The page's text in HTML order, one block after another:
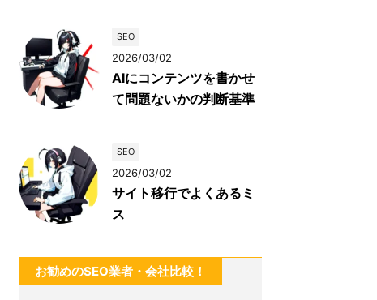
SEO
2026/03/02
AIにコンテンツを書かせ
て問題ないかの判断基準
SEO
2026/03/02
サイト移行でよくあるミ
ス
お勧めのSEO業者・会社比較！